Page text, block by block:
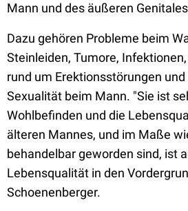
Mann und des äußeren
Dazu gehören Probleme beim
Steinleiden, Tumore,
rund um Erektionsstörungen
Sexualität beim Mann. "Sie ist
Wohlbefinden und die
älteren Mannes, und im Maße
behandelbar geworden sind, ist
Lebensqualität in den
Schoenenberger.